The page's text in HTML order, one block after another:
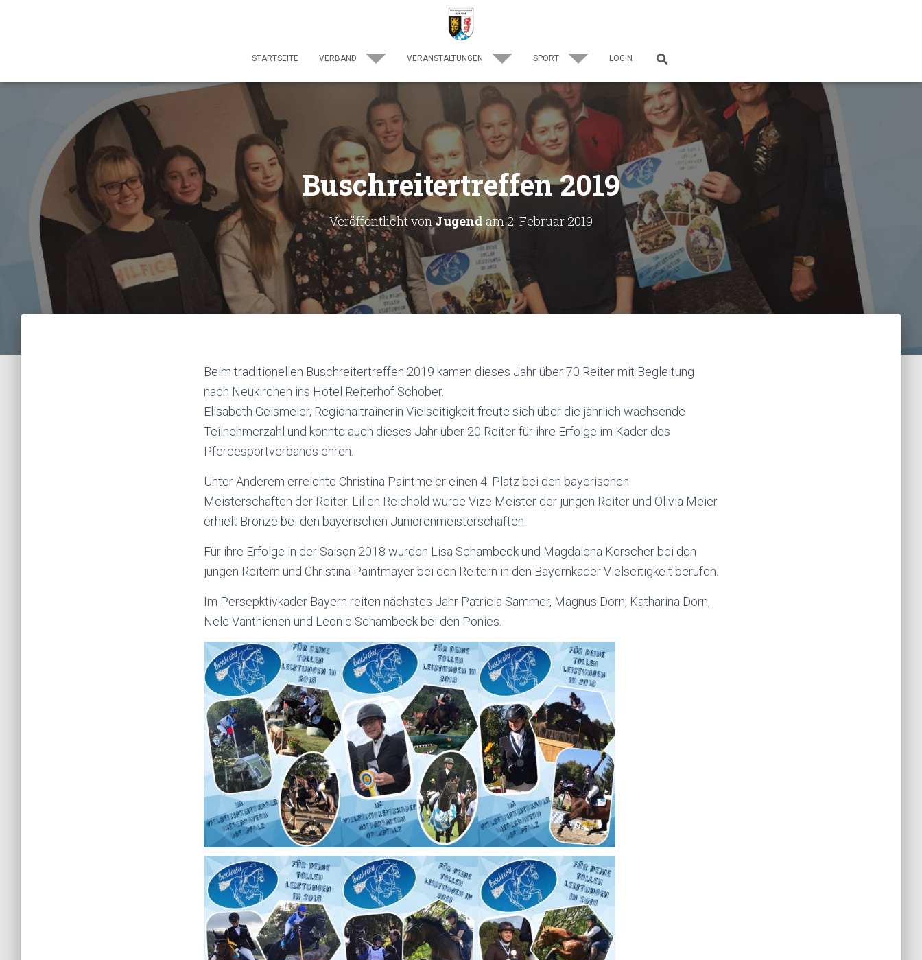
STARTSEITE VERBAND VERANSTALTUNGEN SPORT LOGIN
Buschreitertreffen 2019
Veröffentlicht von Jugend am2. Februar 2019
Beim traditionellen Buschreitertreffen 2019 kamen dieses Jahr über 70 Reiter mit Begleitung
nach Neukirchen ins Hotel Reiterhof Schober.
Elisabeth Geismeier, Regionaltrainerin Vielseitigkeit freute sich über die jährlich wachsende
Teilnehmerzahl und konnte auch dieses Jahr über 20 Reiter für ihre Erfolge im Kader des
Pferdesportverbands ehren.
Unter Anderem erreichte Christina Paintmeier einen 4. Platz bei den bayerischen
Meisterschaften der Reiter. Lilien Reichold wurde Vize Meister der jungen Reiter und Olivia Meier
erhielt Bronze bei den bayerischen Juniorenmeisterschaften.
Für ihre Erfolge in der Saison 2018 wurden Lisa Schambeck und Magdalena Kerscher bei den
jungen Reitern und Christina Paintmayer bei den Reitern in den Bayernkader Vielseitigkeit berufen.
Im Persepktivkader Bayern reiten nächstes Jahr Patricia Sammer, Magnus Dorn, Katharina Dorn,
Nele Vanthienen und Leonie Schambeck bei den Ponies.